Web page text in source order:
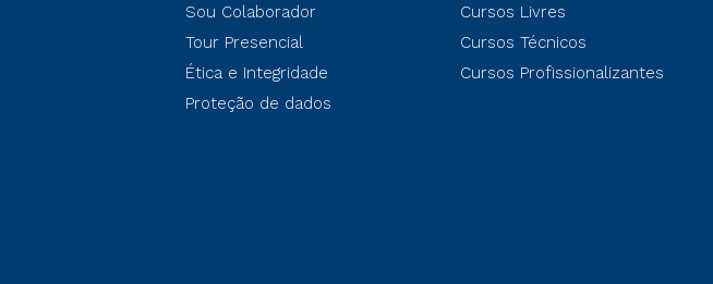
Sou Colaborador
Tour Presencial
Ética e Integridade
Proteção de dados
Cursos Livres
Cursos Técnicos
Cursos Profissionalizantes